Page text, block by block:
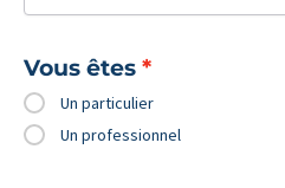
Vous êtes
Un particulier
Un professionnel